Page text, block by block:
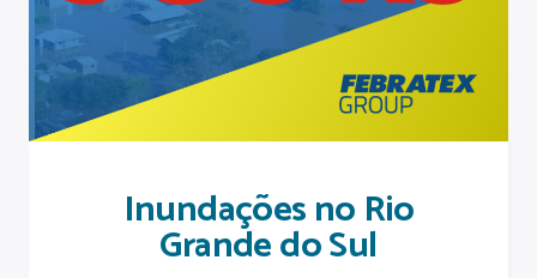
Inundações no Rio
Grande do Sul